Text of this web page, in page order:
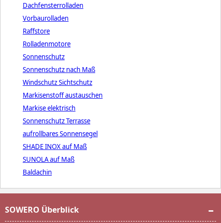
Dachfensterrolladen
Vorbaurolladen
Raffstore
Rolladenmotore
Sonnenschutz
Sonnenschutz nach Maß
Windschutz Sichtschutz
Markisenstoff austauschen
Markise elektrisch
Sonnenschutz Terrasse
aufrollbares Sonnensegel
SHADE INOX auf Maß
SUNOLA auf Maß
Baldachin
SOWERO Überblick